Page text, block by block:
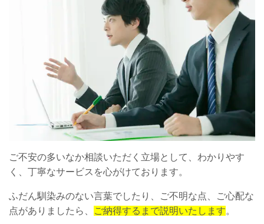
ご不安の多いなか相談いただく立場として、わかりやす
く、丁寧なサービスを心がけております。
ふだん馴染みのない言葉でしたり、ご不明な点、ご心配な
点がありましたら、
ご納得するまで説明いたします。